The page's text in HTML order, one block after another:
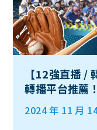
【12強直播 /
轉播平台推薦！
2024 年 11 月